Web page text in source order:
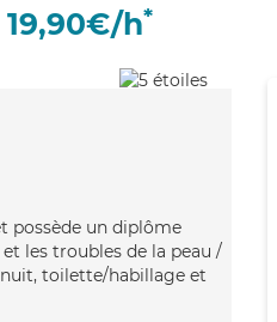
19,90€/h*
possède un diplôme
les troubles de la peau /
nuit, toilette/habillage et